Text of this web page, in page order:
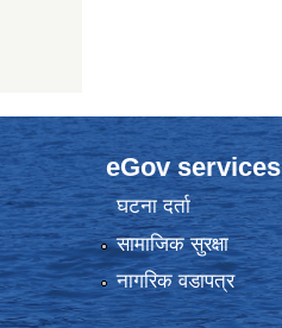
eGov services
घटना दर्ता
सामाजिक सुरक्षा
नागरिक वडापत्र